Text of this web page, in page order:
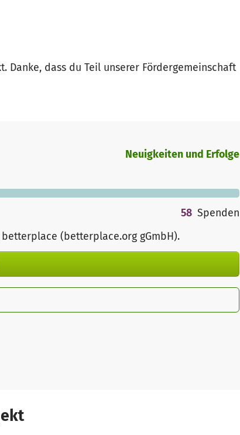
dass du Teil unserer Fördergemeinschaft
Neuigkeiten und Erfolge
58 Spenden
betterplace (betterplace.org gGmbH).